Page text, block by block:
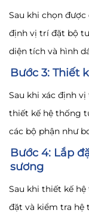
Sau khi chọn
định vị trí đặt bộ
diện tích và hình
Bước 3: Thiết
Sau khi xác định
thiết kế hệ thống
các bộ phận như
Bước 4: Lắp
sương
Sau khi thiết kế
đặt và kiểm tra hệ